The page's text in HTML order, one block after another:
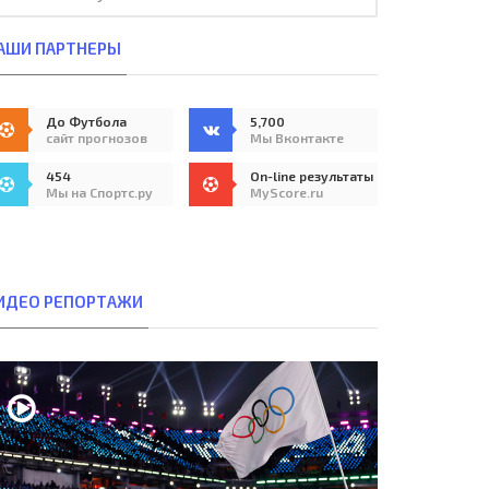
ПАРТНЕРЫ
До Футбола
сайт прогнозов
5,700
Мы Вконтакте
454
Мы на Спортс.ру
On-line результаты
MyScore.ru
РЕПОРТАЖИ